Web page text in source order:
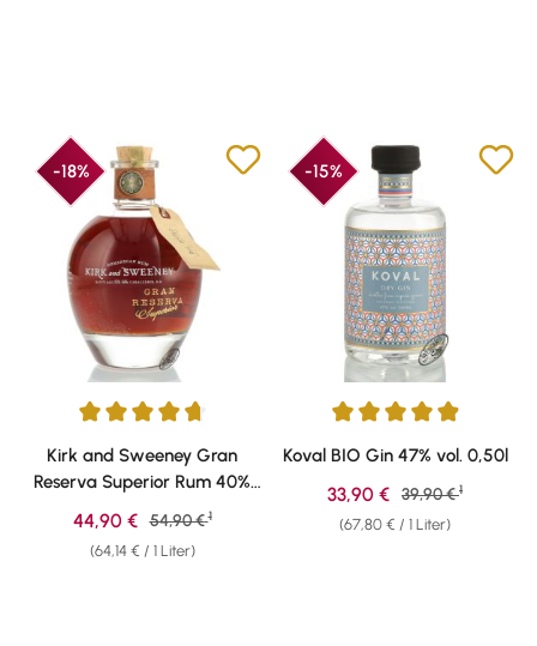
-18%
Durchschnittliche Bewertung von 4.87 von 5 Sternen
Kirk and Sweeney Gran
Reserva Superior Rum 40%
vol. 0,70l
(64,14 € / 1 Liter)
Verkaufspreis:
44,90 € Regulärer Preis:
54,90 € 1
-15%
Durchschnittliche Bewertung
Koval BIO Gin 47% vol. 0,50l
(67,80 € / 1 Liter)
Verkaufspreis:
33,90 € Regulärer Preis:
39,90 € 1